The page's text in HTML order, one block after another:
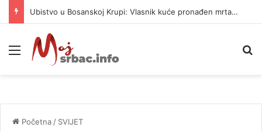
Ubistvo u Bosanskoj Krupi: Vlasnik kuće pronađen mrtav, uhapšen osumnjičeni
Meni
Početna / SVIJET